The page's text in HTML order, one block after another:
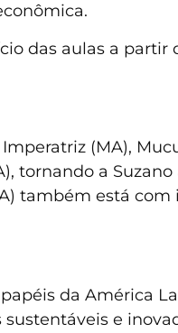
das aulas a partir
(MA),
tornando a
também está com
da América
e